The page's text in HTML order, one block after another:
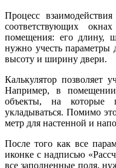
Процесс
соответствующих
помещения: его длину,
нужно учесть параметры
высоту и ширину двери.
Калькулятор позволяет
Например, в помещении
объекты, на которые
укладываться. Помимо
метр для настенной и
После того как все
иконке с надписью
все заполненные поля,